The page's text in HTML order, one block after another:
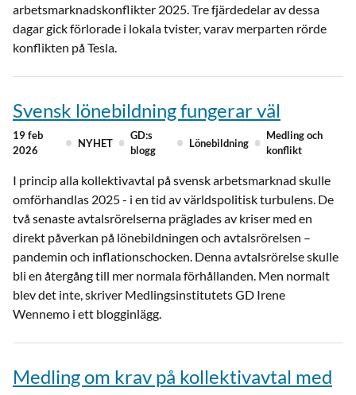
arbetsmarknadskonflikter 2025. Tre fjärdedelar av dessa
dagar gick förlorade i lokala tvister, varav merparten rörde
konflikten på Tesla.
Svensk lönebildning fungerar väl
19 feb
2026
NYHET
GD:s
blogg
Lönebildning
Medling och
konflikt
I princip alla kollektivavtal på svensk arbetsmarknad skulle
omförhandlas 2025 - i en tid av världspolitisk turbulens. De
två senaste avtalsrörelserna präglades av kriser med en
direkt påverkan på lönebildningen och avtalsrörelsen –
pandemin och inflationschocken. Denna avtalsrörelse skulle
bli en återgång till mer normala förhållanden. Men normalt
blev det inte, skriver Medlingsinstitutets GD Irene
Wennemo i ett blogginlägg.
Medling om krav på kollektivavtal med